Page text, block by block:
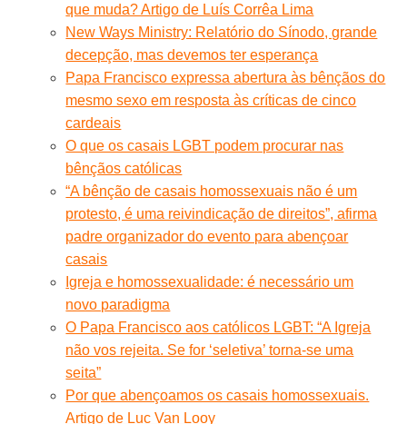
que muda? Artigo de Luís Corrêa Lima
New Ways Ministry: Relatório do Sínodo, grande
decepção, mas devemos ter esperança
Papa Francisco expressa abertura às bênçãos do
mesmo sexo em resposta às críticas de cinco
cardeais
O que os casais LGBT podem procurar nas
bênçãos católicas
“A bênção de casais homossexuais não é um
protesto, é uma reivindicação de direitos”, afirma
padre organizador do evento para abençoar
casais
Igreja e homossexualidade: é necessário um
novo paradigma
O Papa Francisco aos católicos LGBT: “A Igreja
não vos rejeita. Se for ‘seletiva’ torna-se uma
seita”
Por que abençoamos os casais homossexuais.
Artigo de Luc Van Looy